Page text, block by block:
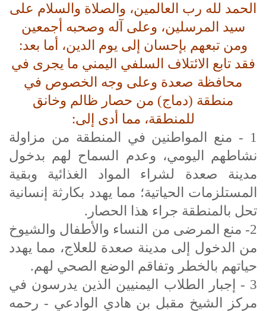
الحمد لله رب العالمين، والصلاة والسلام على
سيد المرسلين، وعلى آله وصحبه أجمعين
ومن تبعهم بإحسان إلى يوم الدين، أما بعد:
فقد تابع الائتلاف السلفي اليمني ما يجرى في
محافظة صعدة وعلى وجه الخصوص في
منطقة (دماج) من حصار ظالم وخانق
للمنطقة، مما أدى إلى:
1 - منع المواطنين في المنطقة من مزاولة
نشاطهم اليومي، وعدم السماح لهم بدخول
مدينة صعدة لشراء المواد الغذائية وبقية
المستلزمات الحياتية؛ مما يهدد بكارثة إنسانية
تحل بالمنطقة جراء هذا الحصار.
2- منع المرضى من النساء والأطفال والشيوخ
من الدخول إلى مدينة صعدة للعلاج، مما يهدد
حياتهم بالخطر وتفاقم الوضع الصحي لهم.
3 - إجبار الطلاب اليمنيين الذين يدرسون في
مركز الشيخ مقبل بن هادي الوادعي - رحمه